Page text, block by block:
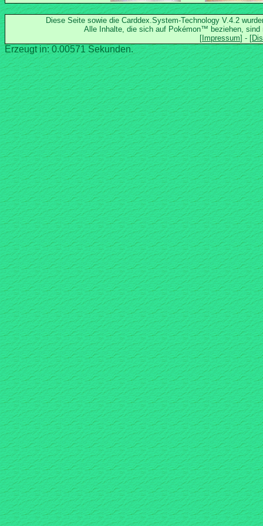
Diese Seite sowie die Carddex.System-Technology V.4.2
Alle Inhalte, die sich auf Pokémon™ beziehen, sind
Erzeugt in: 0.00571 Sekunden.